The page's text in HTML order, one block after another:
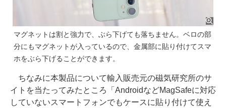
マグネットは割と強力で、ぶら下げても落ちません。ベロの部
分にもマグネットが入っているので、金属部に貼り付けてスマ
ホをぶら下げることができます。
ちなみに本製品について輸入販売元の磁気研究所のサ
イトを当たってみたところ「AndroidなどMagSafeに対応
していないスマートフォンでもケースに貼り付けて使え